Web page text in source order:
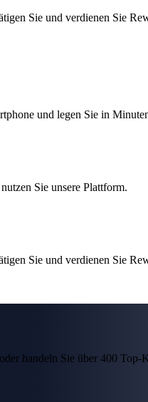
Sie und verdienen Sie
und legen Sie in
Sie unsere Plattform.
Sie und verdienen Sie
handeln Sie über 400